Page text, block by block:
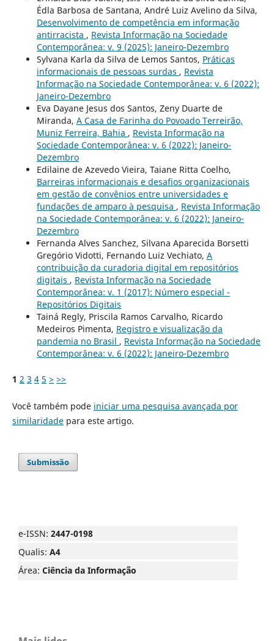
Édla Barbosa de Santana, André Luiz Avelino da Silva,
Desenvolvimento de competência em informação
antirracista , Revista Informação na Sociedade
Contemporânea: v. 9 (2025): Janeiro-Dezembro
Sylvana Karla da Silva de Lemos Santos, Práticas
informacionais de pessoas surdas , Revista
Informação na Sociedade Contemporânea: v. 6 (2022):
Janeiro-Dezembro
Eva Dayane Jesus dos Santos, Zeny Duarte de
Miranda, A Casa de Farinha do Povoado Terreirão,
Muniz Ferreira, Bahia , Revista Informação na
Sociedade Contemporânea: v. 6 (2022): Janeiro-
Dezembro
Edilaine de Azevedo Vieira, Taiane Ritta Coelho,
Barreiras informacionais e desafios organizacionais
em gestão de convênios entre universidades e
fundações de amparo à pesquisa , Revista Informação
na Sociedade Contemporânea: v. 6 (2022): Janeiro-
Dezembro
Fernanda Alves Sanchez, Silvana Aparecida Borsetti
Gregório Vidotti, Fernando Luiz Vechiato, A
contribuição da curadoria digital em repositórios
digitais , Revista Informação na Sociedade
Contemporânea: v. 1 (2017): Número especial -
Repositórios Digitais
Tainá Regly, Priscila Ramos Carvalho, Ricardo
Medeiros Pimenta, Registro e visualização da
pandemia no Brasil , Revista Informação na Sociedade
Contemporânea: v. 6 (2022): Janeiro-Dezembro
1 2 3 4 5 > >>
Você também pode iniciar uma pesquisa avançada por
similaridadepara este artigo.
Submissão
e-ISSN: 2447-0198
Qualis: A4
Área: Ciência da Informação